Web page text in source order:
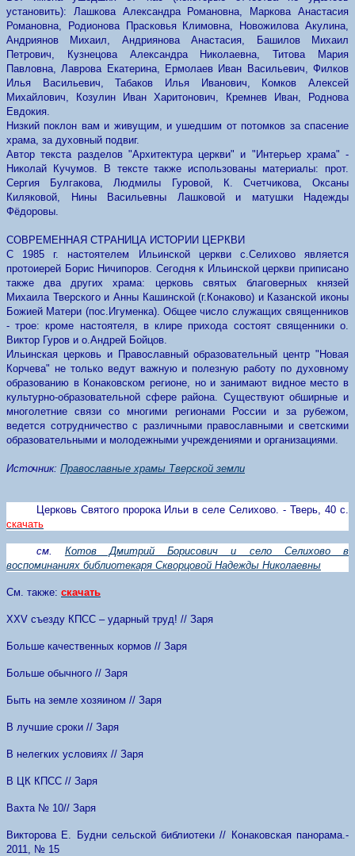
установить): Лашкова Александра Романовна, Маркова Анастасия
Романовна, Родионова Прасковья Климовна, Новожилова Акулина,
Андриянов Михаил, Андриянова Анастасия, Башилов Михаил
Петрович, Кузнецова Александра Николаевна, Титова Мария
Павловна, Лаврова Екатерина, Ермолаев Иван Васильевич, Филков
Илья Васильевич, Табаков Илья Иванович, Комков Алексей
Михайлович, Козулин Иван Харитонович, Кремнев Иван, Роднова
Евдокия.
Низкий поклон вам и живущим, и ушедшим от потомков за спасение
храма, за духовный подвиг.
Автор текста разделов "Архитектура церкви" и "Интерьер храма" -
Николай Кучумов. В тексте также использованы материалы: прот.
Сергия Булгакова, Людмилы Гуровой, К. Счетчикова, Оксаны
Киляковой, Нины Васильевны Лашковой и матушки Надежды
Фёдоровы.
СОВРЕМЕННАЯ СТРАНИЦА ИСТОРИИ ЦЕРКВИ
С 1985 г. настоятелем Ильинской церкви с.Селихово является
протоиерей Борис Ничипоров. Сегодня к Ильинской церкви приписано
также два других храма: церковь святых благоверных князей
Михаила Тверского и Анны Кашинской (г.Конаково) и Казанской иконы
Божией Матери (пос.Игуменка). Общее число служащих священников
- трое: кроме настоятеля, в клире прихода состоят священники о.
Виктор Гуров и о.Андрей Бойцов.
Ильинская церковь и Православный образовательный центр "Новая
Корчева" не только ведут важную и полезную работу по духовному
образованию в Конаковском регионе, но и занимают видное место в
культурно-образовательной сфере района. Существуют обширные и
многолетние связи со многими регионами России и за рубежом,
ведется сотрудничество с различными православными и светскими
образовательными и молодежными учреждениями и организациями.
Источник: Православные храмы Тверской земли
Церковь Святого пророка Ильи в селе Селихово. - Тверь, 40 с.
скачать
см. Котов Дмитрий Борисович и село Селихово в
воспоминаниях библиотекаря Скворцовой Надежды Николаевны
См. также: скачать
XXV съезду КПСС – ударный труд! // Заря
Больше качественных кормов // Заря
Больше обычного // Заря
Быть на земле хозяином // Заря
В лучшие сроки // Заря
В нелегких условиях // Заря
В ЦК КПСС // Заря
Вахта № 10// Заря
Викторова Е. Будни сельской библиотеки // Конаковская панорама.-
2011, № 15